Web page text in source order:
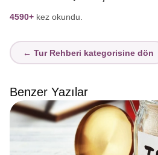
4590+ kez okundu.
← Tur Rehberi kategorisine dön
Benzer Yazılar